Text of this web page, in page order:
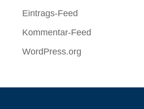
Eintrags-Feed
Kommentar-Feed
WordPress.org